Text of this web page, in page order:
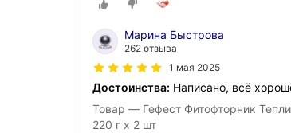
Марина Быстрова
262 отзыва
1 мая 2025
Достоинства: Написано, всё
Товар — Гефест Фитофторник
220 г х 2 шт